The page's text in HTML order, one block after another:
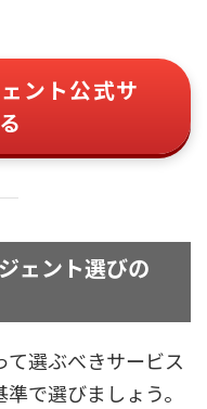
ント公式サ
ェント選びの
選ぶべきサービス
で選びましょう。